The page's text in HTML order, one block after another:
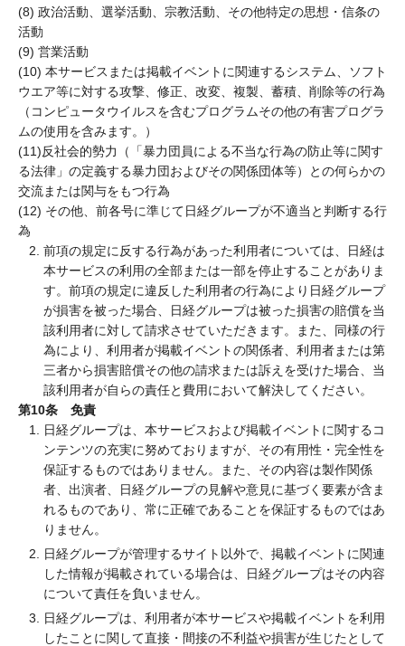
(8) 政治活動、選挙活動、宗教活動、その他特定の思想・信条の
活動
(9) 営業活動
(10) 本サービスまたは掲載イベントに関連するシステム、ソフト
ウエア等に対する攻撃、修正、改変、複製、蓄積、削除等の行為
（コンピュータウイルスを含むプログラムその他の有害プログラ
ムの使用を含みます。）
(11)反社会的勢力（「暴力団員による不当な行為の防止等に関す
る法律」の定義する暴力団およびその関係団体等）との何らかの
交流または関与をもつ行為
(12) その他、前各号に準じて日経グループが不適当と判断する行
為
前項の規定に反する行為があった利用者については、日経は
本サービスの利用の全部または一部を停止することがありま
す。前項の規定に違反した利用者の行為により日経グループ
が損害を被った場合、日経グループは被った損害の賠償を当
該利用者に対して請求させていただきます。また、同様の行
為により、利用者が掲載イベントの関係者、利用者または第
三者から損害賠償その他の請求または訴えを受けた場合、当
該利用者が自らの責任と費用において解決してください。
第10条 免責
日経グループは、本サービスおよび掲載イベントに関するコ
ンテンツの充実に努めておりますが、その有用性・完全性を
保証するものではありません。また、その内容は製作関係
者、出演者、日経グループの見解や意見に基づく要素が含ま
れるものであり、常に正確であることを保証するものではあ
りません。
日経グループが管理するサイト以外で、掲載イベントに関連
した情報が掲載されている場合は、日経グループはその内容
について責任を負いません。
日経グループは、利用者が本サービスや掲載イベントを利用
したことに関して直接・間接の不利益や損害が生じたとして